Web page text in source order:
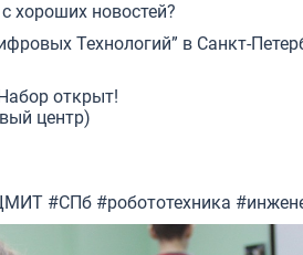
хороших новостей?
Технологий” в Санкт-
открыт!
центр)
#СПб #робототехника